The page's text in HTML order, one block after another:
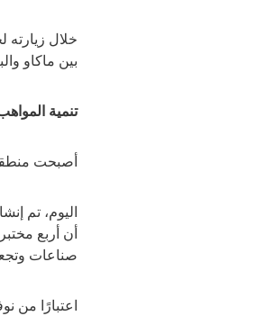
خلال زيارته
بين ماكاو
تنمية
أصبحت منطقة
اليوم، تم
أن أربع
صناعات
اعتبارًا من نوفمبر 2024، قامت هنغتشين بحضانة 898 مشروعًا رياديًا للشباب من هونغ